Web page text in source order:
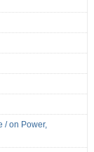
/ on Power,